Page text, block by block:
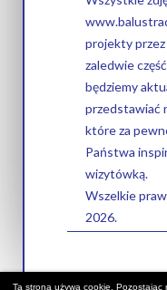
projekty
zaledwie
będziemy
przedstawiać
które za
Państwa
wizytówką.
Wszelkie
2026.
Ta strona używa cookie.